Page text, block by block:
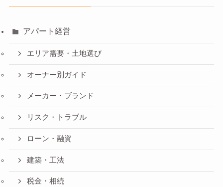
アパート経営
エリア需要・土地選び
オーナー別ガイド
メーカー・ブランド
リスク・トラブル
ローン・融資
建築・工法
税金・相続